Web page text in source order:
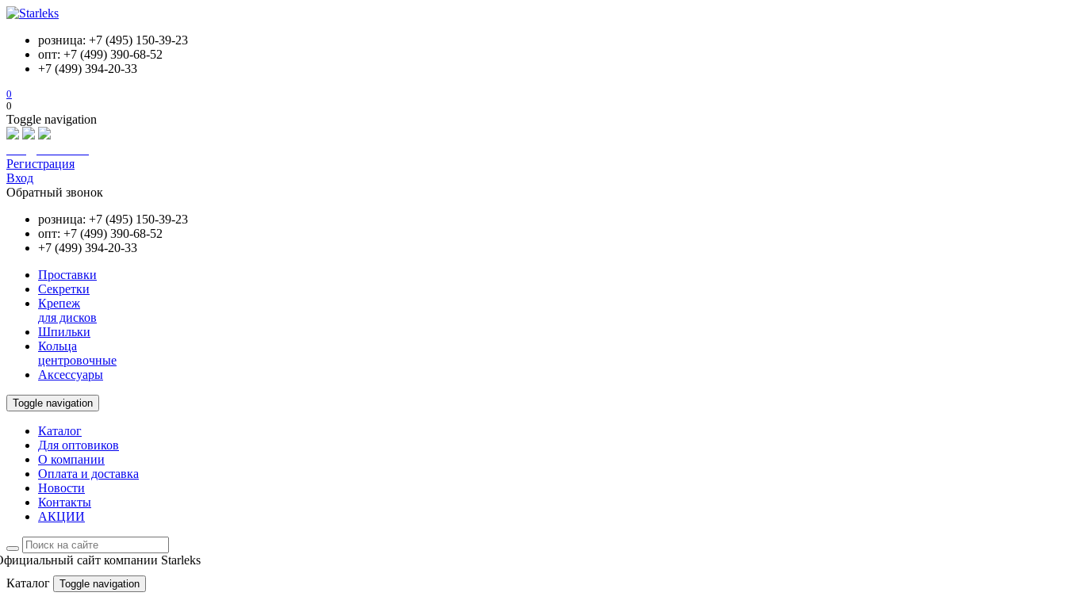
розница: +7 (495) 150-39-23
опт: +7 (499) 390-68-52
+7 (499) 394-20-33
0
0
Toggle navigation
Регистрация
Вход
Обратный звонок
розница: +7 (495) 150-39-23
опт: +7 (499) 390-68-52
+7 (499) 394-20-33
Проставки
Секретки
Крепеж
для дисков
Шпильки
Кольца
центровочные
Аксессуары
Toggle navigation
Каталог
Для оптовиков
О компании
Оплата и доставка
Новости
Контакты
АКЦИИ
сайт компании Starleks
Каталог
Toggle navigation